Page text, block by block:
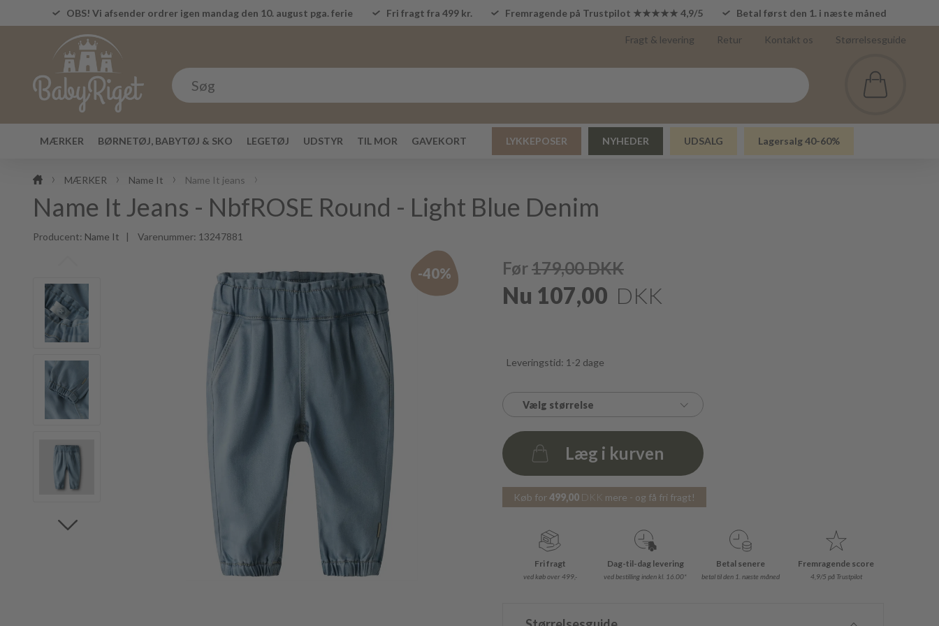
OBS! Vi afsender ordrer igen mandag den 10. august pga. ferie Fri fragt fra 499 kr. Fremragende på Trustpilot ★★★★★ 4,9/5 Betal først den 1. i næste måned
Fragt & levering Retur Kontakt os Størrelsesguide
MÆRKER BØRNETØJ, BABYTØJ & SKO LEGETØJ UDSTYR TIL MOR GAVEKORT LYKKEPOSER NYHEDER UDSALG Lagersalg 40-60%
MÆRKER Name It Name It jeans
Name It Jeans - NbfROSE Round - Light Blue Denim
Producent: Name It | Varenummer: 13247881
-40% Før179,00DKK
Nu 107,00 DKK
Leveringstid: 1-2 dage
Vælg størrelse
Antal
Læg i kurven
Køb for499,00 DKK mere - og få fri fragt!
Fri fragt
ved køb over 499,-
Dag-til-dag levering
ved bestilling inden kl. 16.00*
Betal senere
betal til den 1. næste måned
Fremragende score
4,9/5 på Trustpilot